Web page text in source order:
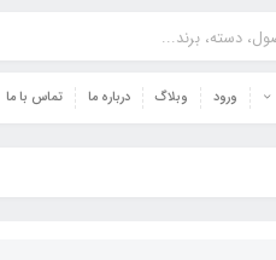
ورود وبلاگ درباره ما تماس با ما